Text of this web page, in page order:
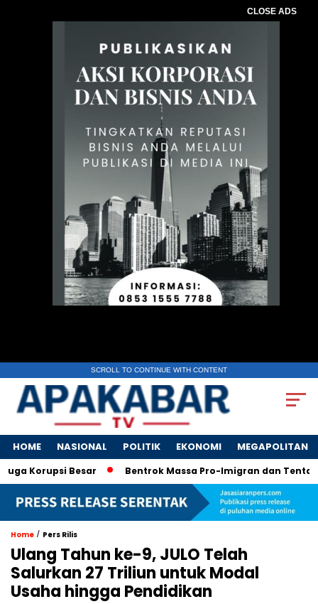
CLOSE ADS
SCROLL TO CONTINUE WITH CONTENT
HOME NASIONAL POLITIK EKONOMI MEGAPOLITAN
Korupsi Besar Bentrok Massa Pro-Imigran dan Tentara
Home / Pers Rilis
Ulang Tahun ke-9, JULO Telah
Salurkan 27 Triliun untuk Modal
Usaha hingga Pendidikan